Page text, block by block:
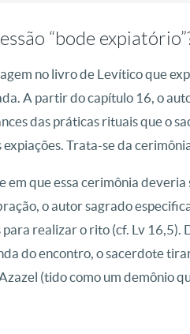
“bode
no livro de Levítico que
A partir do capítulo 16, o
das práticas rituais que o
expiações. Trata-se da
em que essa cerimônia
o autor sagrado
realizar o rito (cf. Lv 16,5).
do encontro, o sacerdote
(tido como um demônio